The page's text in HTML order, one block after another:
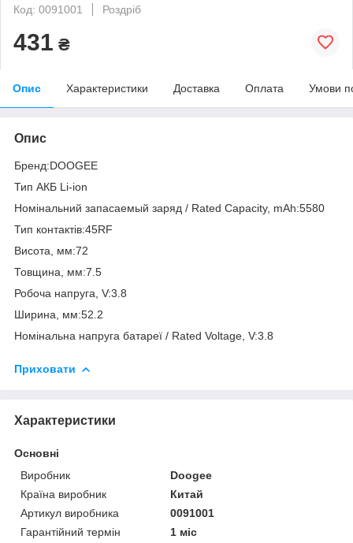
Код: 0091001
Роздріб
431 ₴
Опис Характеристики Доставка Оплата Умови
Опис
Бренд:DOOGEE
Тип АКБ Li-ion
Номінальний запасаемый заряд / Rated Capacity, mAh:5580
Тип контактів:45RF
Висота, мм:72
Товщина, мм:7.5
Робоча напруга, V:3.8
Ширина, мм:52.2
Номінальна напруга батареї / Rated Voltage, V:3.8
Приховати
Характеристики
Основні
Виробник
Doogee
Країна виробник
Китай
Артикул виробника
0091001
Гарантійний термін
1 міс